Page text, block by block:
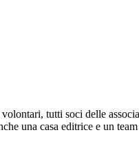
tutti soci delle
una casa editrice e un